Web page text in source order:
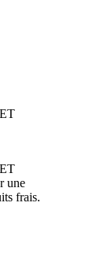
une
frais.